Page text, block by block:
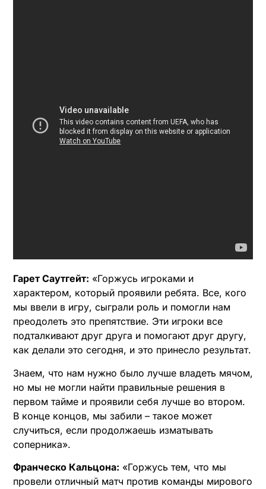
Гарет Саутгейт: «Горжусь игроками и
характером, который проявили ребята. Все, кого
мы ввели в игру, сыграли роль и помогли нам
преодолеть это препятствие. Эти игроки все
подталкивают друг друга и помогают друг другу,
как делали это сегодня, и это принесло результат.
Знаем, что нам нужно было лучше владеть мячом,
но мы не могли найти правильные решения в
первом тайме и проявили себя лучше во втором.
В конце концов, мы забили – такое может
случиться, если продолжаешь изматывать
соперника».
Франческо Кальцона: «Горжусь тем, что мы
провели отличный матч против команды мирового